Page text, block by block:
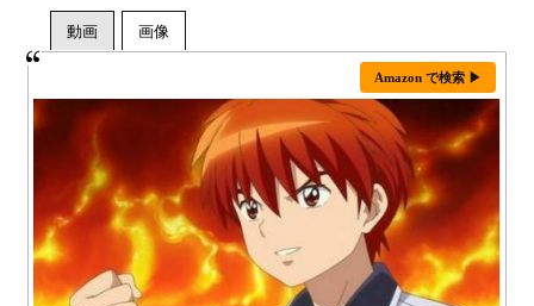
Amazon で検索 ▶